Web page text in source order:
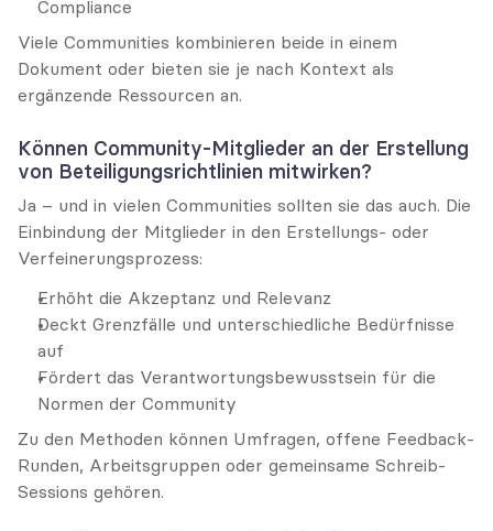
Compliance
Viele Communities kombinieren beide in einem
Dokument oder bieten sie je nach Kontext als
ergänzende Ressourcen an.
Können Community-Mitglieder an der Erstellung
von Beteiligungsrichtlinien mitwirken?
Ja – und in vielen Communities sollten sie das auch. Die
Einbindung der Mitglieder in den Erstellungs- oder
Verfeinerungsprozess:
Erhöht die Akzeptanz und Relevanz
Deckt Grenzfälle und unterschiedliche Bedürfnisse
auf
Fördert das Verantwortungsbewusstsein für die
Normen der Community
Zu den Methoden können Umfragen, offene Feedback-
Runden, Arbeitsgruppen oder gemeinsame Schreib-
Sessions gehören.